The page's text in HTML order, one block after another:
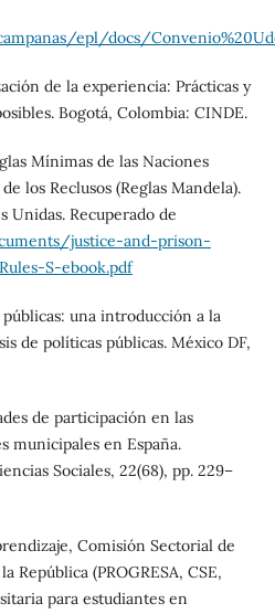
epl/docs/
de la experiencia: Prácticas y
Bogotá, Colombia: CINDE.
Mínimas de las Naciones
los Reclusos (Reglas Mandela).
Unidas. Recuperado de
justice-and-prison-
S-ebook.pdf
públicas: una introducción a la
de políticas públicas. México DF,
de participación en las
municipales en España.
Sociales, 22(68), pp. 229–
Comisión Sectorial de
República (PROGRESA, CSE,
para estudiantes en